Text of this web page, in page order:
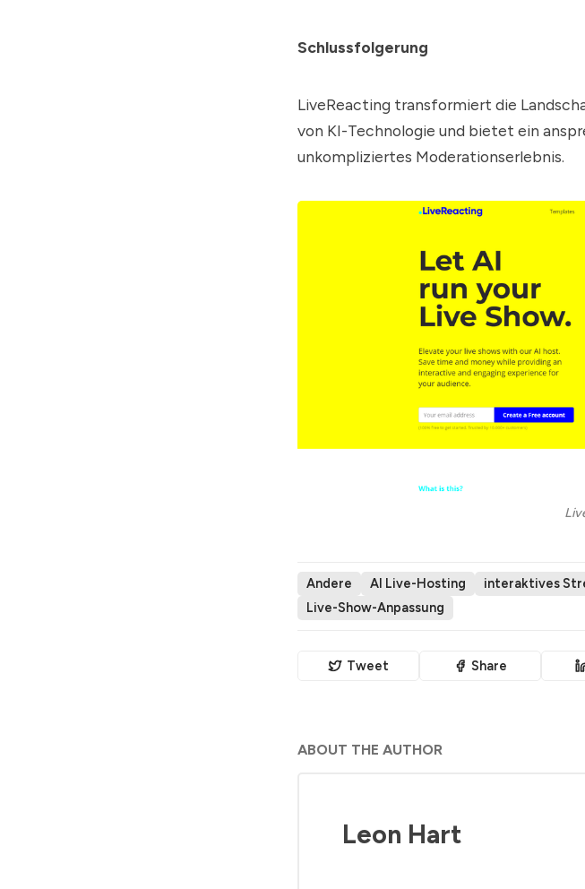
Schlussfolgerung
LiveReacting transformiert die
von KI-Technologie und bietet ein
unkompliziertes Moderationserlebnis.
Andere AI Live-Hosting interaktives
Live-Show-Anpassung
Tweet Share
ABOUT THE AUTHOR
Leon Hart